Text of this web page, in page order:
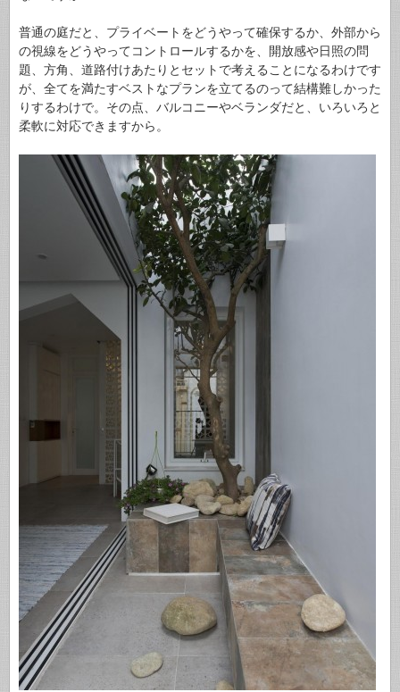
普通の庭だと、プライベートをどうやって確保するか、外部から
の視線をどうやってコントロールするかを、開放感や日照の問
題、方角、道路付けあたりとセットで考えることになるわけです
が、全てを満たすベストなプランを立てるのって結構難しかった
りするわけで。その点、バルコニーやベランダだと、いろいろと
柔軟に対応できますから。